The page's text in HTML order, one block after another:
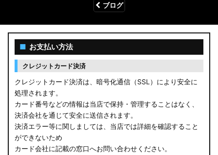
ブログ
■ お支払い方法
クレジットカード決済
クレジットカード決済は、暗号化通信（SSL）により安全に
処理されます。
カード番号などの情報は当店で保持・管理することはなく、
決済会社を通じて安全に送信されます。
決済エラー等に関しましては、当店では詳細を確認すること
ができないため
カード会社に記載の窓口へお問い合わせください。